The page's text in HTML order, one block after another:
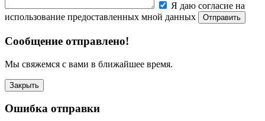
Я даю согласие на
использование предоставленных мной данных
Сообщение отправлено!
Мы свяжемся с вами в ближайшее время.
Закрыть
Ошибка отправки